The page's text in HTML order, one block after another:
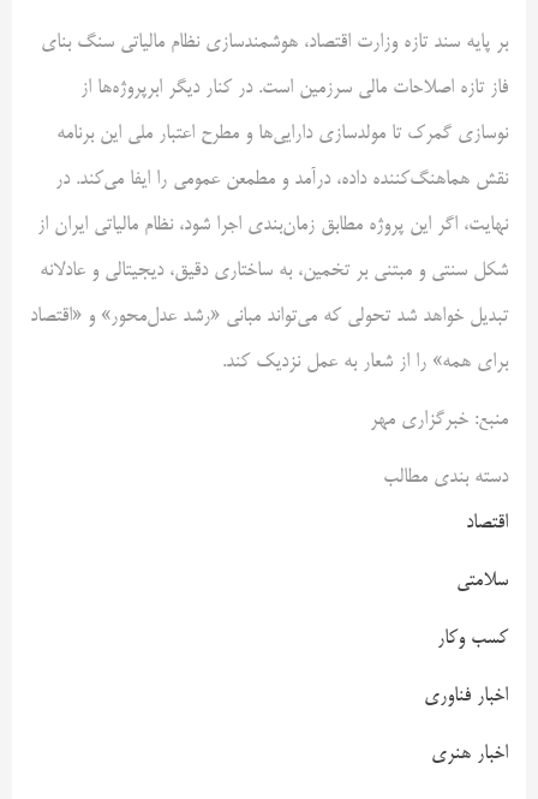
بر پایه سند تازه وزارت اقتصاد، هوشمندسازی نظام مالیاتی سنگ بنای
فاز تازه اصلاحات مالی سرزمین است. در کنار دیگر ابرپروژه‌ها از
نوسازی گمرک تا مولدسازی دارایی‌ها و مطرح اعتبار ملی این برنامه
نقش هماهنگ‌کننده داده، درآمد و مطمعن عمومی را ایفا می‌کند. در
نهایت، اگر این پروژه مطابق زمان‌بندی اجرا شود، نظام مالیاتی ایران از
شکل سنتی و مبتنی بر تخمین، به ساختاری دقیق، دیجیتالی و عادلانه
تبدیل خواهد شد تحولی که می‌تواند مبانی «رشد عدل‌محور» و «اقتصاد
برای همه» را از شعار به عمل نزدیک کند.
منبع: خبرگزاری مهر
دسته بندی مطالب
اقتصاد
سلامتی
کسب وکار
اخبار فناوری
اخبار هنری